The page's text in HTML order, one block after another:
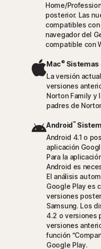
Home/
posterior. Las
compatibles con
navegador del
compatible con
Mac®Sistemas
La versión
versiones
Norton Family y
padres de
Android™
Android 4.1 o
aplicación
Para la
Android es
El análisis
Google Play es
versiones
Samsung. Los
4.2 o versiones
versiones
función
Google Play.